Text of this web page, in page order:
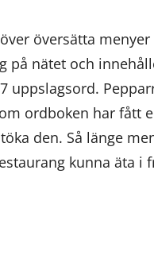
översätta
nätet och
uppslagsord.
ordboken har fått
den. Så länge
kunna äta i